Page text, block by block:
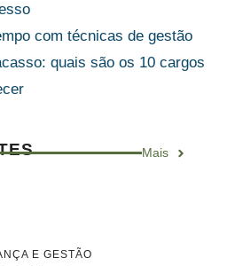
com técnicas de gestão
quais são os 10 cargos
Mais
E GESTÃO